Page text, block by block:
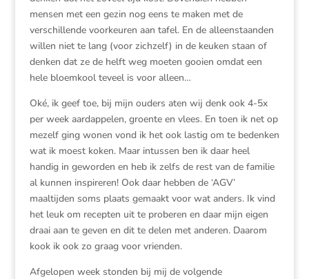
mensen met een gezin nog eens te maken met de
verschillende voorkeuren aan tafel. En de alleenstaanden
willen niet te lang (voor zichzelf) in de keuken staan of
denken dat ze de helft weg moeten gooien omdat een
hele bloemkool teveel is voor alleen…
Oké, ik geef toe, bij mijn ouders aten wij denk ook 4-5x
per week aardappelen, groente en vlees. En toen ik net op
mezelf ging wonen vond ik het ook lastig om te bedenken
wat ik moest koken. Maar intussen ben ik daar heel
handig in geworden en heb ik zelfs de rest van de familie
al kunnen inspireren! Ook daar hebben de ‘AGV’
maaltijden soms plaats gemaakt voor wat anders. Ik vind
het leuk om recepten uit te proberen en daar mijn eigen
draai aan te geven en dit te delen met anderen. Daarom
kook ik ook zo graag voor vrienden.
Afgelopen week stonden bij mij de volgende